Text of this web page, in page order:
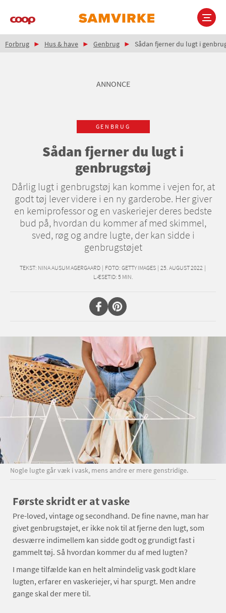
Main
Brødkrumme
Forbrug Hus & have Genbrug Sådan fjerner du lugt i
ANNONCE
GENBRUG
Sådan fjerner du lugt i
genbrugstøj
Dårlig lugt i genbrugstøj kan komme i vejen for, at
godt tøj lever videre i en ny garderobe. Her giver
en kemiprofessor og en vaskeriejer deres bedste
bud på, hvordan du kommer af med skimmel,
sved, røg og andre lugte, der kan sidde i
genbrugstøjet
TEKST: NINA AUSUM AGERGAARD | FOTO: GETTY IMAGES | 25. AUGUST 2022 |
LÆSETID: 5 MIN.
Nogle lugte går væk i vask, mens andre er mere genstridige.
Første skridt er at vaske
Pre-loved, vintage og secondhand. De fine navne, man har
givet genbrugstøjet, er ikke nok til at fjerne den lugt, som
desværre indimellem kan sidde godt og grundigt fast i
gammelt tøj. Så hvordan kommer du af med lugten?
I mange tilfælde kan en helt almindelig vask godt klare
lugten, erfarer en vaskeriejer, vi har spurgt. Men andre
gange skal der mere til.